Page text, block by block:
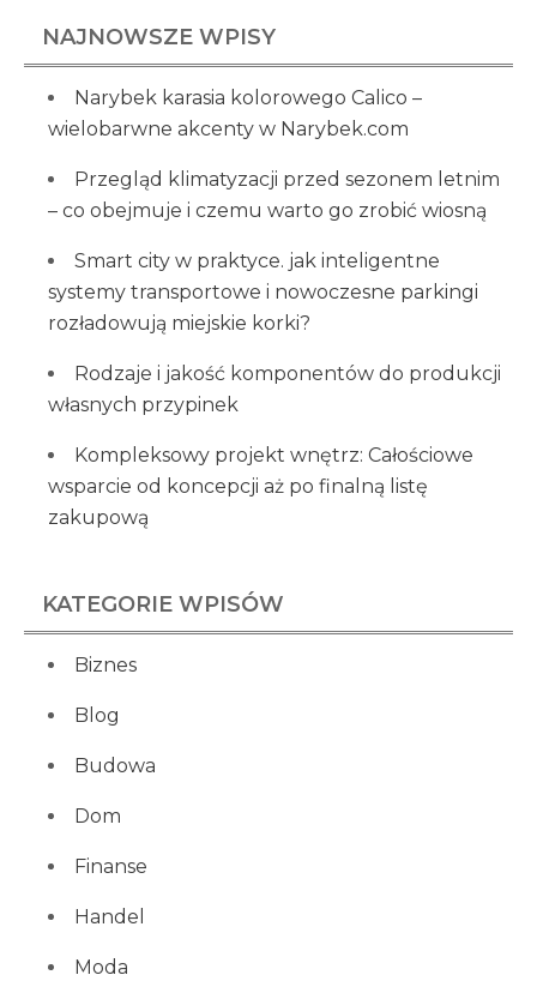
NAJNOWSZE WPISY
Narybek karasia kolorowego Calico –
wielobarwne akcenty w Narybek.com
Przegląd klimatyzacji przed sezonem letnim
– co obejmuje i czemu warto go zrobić wiosną
Smart city w praktyce. jak inteligentne
systemy transportowe i nowoczesne parkingi
rozładowują miejskie korki?
Rodzaje i jakość komponentów do produkcji
własnych przypinek
Kompleksowy projekt wnętrz: Całościowe
wsparcie od koncepcji aż po finalną listę
zakupową
KATEGORIE WPISÓW
Biznes
Blog
Budowa
Dom
Finanse
Handel
Moda